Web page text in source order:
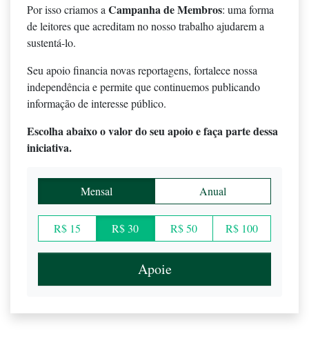
Por isso criamos a Campanha de Membros: uma forma
de leitores que acreditam no nosso trabalho ajudarem a
sustentá-lo.
Seu apoio financia novas reportagens, fortalece nossa
independência e permite que continuemos publicando
informação de interesse público.
Escolha abaixo o valor do seu apoio e faça parte dessa
iniciativa.
Mensal Anual
R$ 15 R$ 30 R$ 50 R$ 100
Apoie